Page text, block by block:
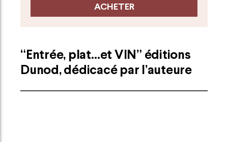
“Entrée, plat…et VIN” éditions
Dunod, dédicacé par l’auteure
ACHETER